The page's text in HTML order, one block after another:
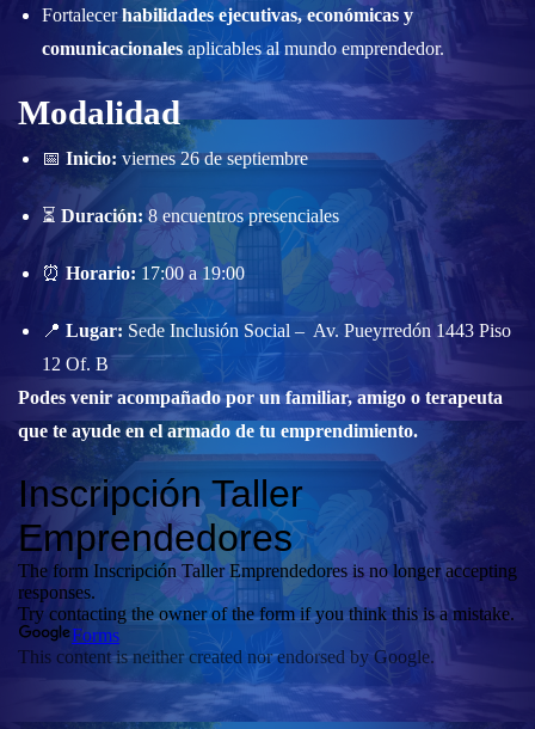
Fortalecerhabilidades ejecutivas, económicas y
comunicacionales aplicables al mundo emprendedor.
Modalidad
📅 Inicio: viernes 26 de septiembre
⏳ Duración:8 encuentros presenciales
⏰ Horario: 17:00 a 19:00
📍 Lugar: Sede Inclusión Social – Av. Pueyrredón 1443 Piso
12 Of. B
Podes venir acompañado por un familiar, amigo o terapeuta
que te ayude en el armado de tu emprendimiento.